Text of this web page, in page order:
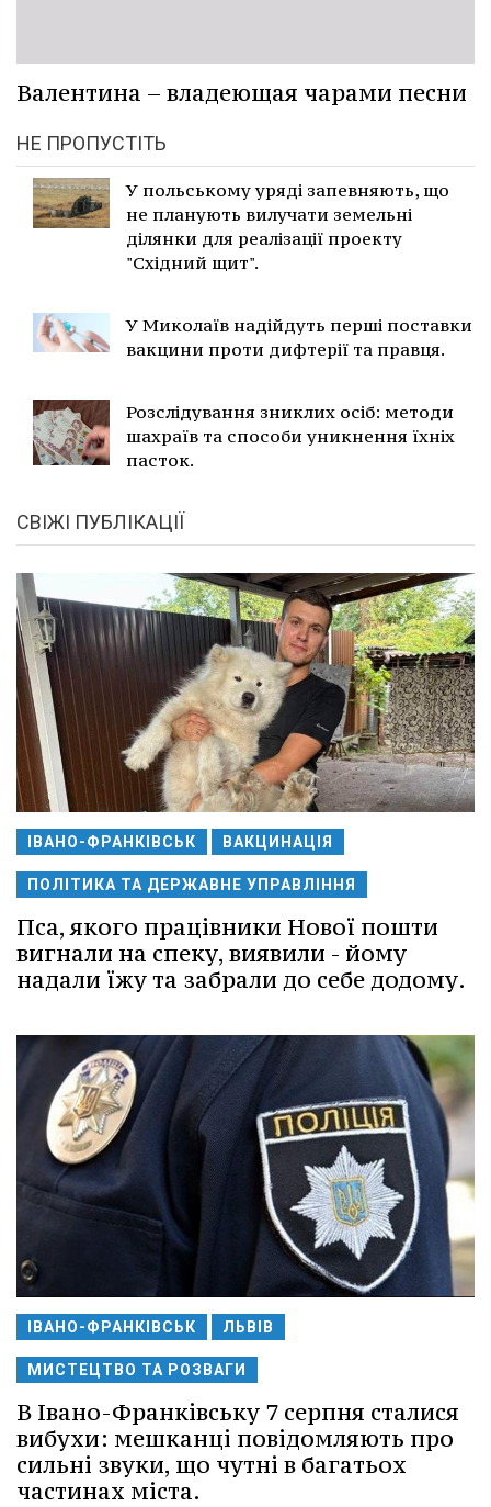
Валентина – владеющая чарами песни
НЕ ПРОПУСТІТЬ
У польському уряді запевняють, що
не планують вилучати земельні
ділянки для реалізації проекту
"Східний щит".
У Миколаїв надійдуть перші поставки
вакцини проти дифтерії та правця.
Розслідування зниклих осіб: методи
шахраїв та способи уникнення їхніх
пасток.
СВІЖІ ПУБЛІКАЦІЇ
ІВАНО-ФРАНКІВСЬК ВАКЦИНАЦІЯ
ПОЛІТИКА ТА ДЕРЖАВНЕ УПРАВЛІННЯ
Пса, якого працівники Нової пошти
вигнали на спеку, виявили - йому
надали їжу та забрали до себе додому.
ІВАНО-ФРАНКІВСЬК ЛЬВІВ
МИСТЕЦТВО ТА РОЗВАГИ
В Івано-Франківську 7 серпня сталися
вибухи: мешканці повідомляють про
сильні звуки, що чутні в багатьох
частинах міста.